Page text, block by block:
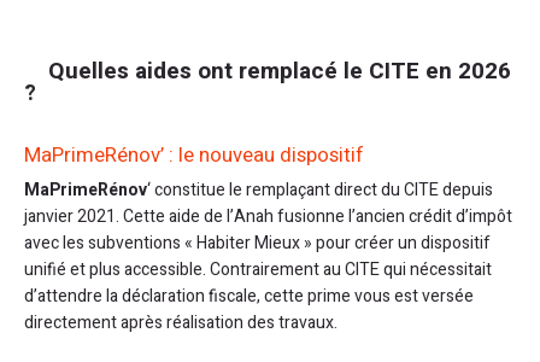
Quelles aides ont remplacé le CITE en 2026
?
MaPrimeRénov’ : le nouveau dispositif
MaPrimeRénov‘ constitue le remplaçant direct du CITE depuis
janvier 2021. Cette aide de l’Anah fusionne l’ancien crédit d’impôt
avec les subventions « Habiter Mieux » pour créer un dispositif
unifié et plus accessible. Contrairement au CITE qui nécessitait
d’attendre la déclaration fiscale, cette prime vous est versée
directement après réalisation des travaux.